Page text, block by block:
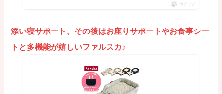
ポチップ
添い寝サポート、その後はお座りサポートやお食事シー
トと多機能が嬉しいファルスカ♪